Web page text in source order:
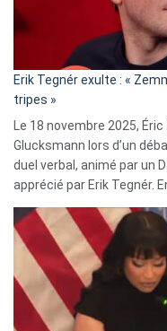
Erik Tegnér exulte : «
tripes »
Le 18 novembre 2025,
Glucksmann lors d’un
duel verbal, animé par un
apprécié par Erik Tegnér.